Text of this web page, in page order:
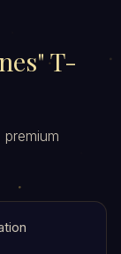
T-